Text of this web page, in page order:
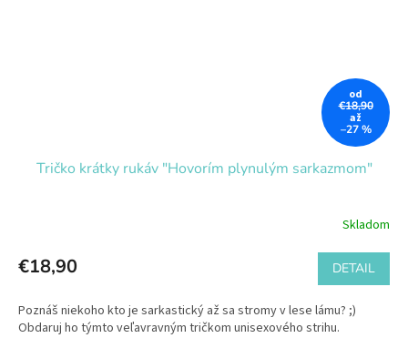
od
€18,90
až
–27 %
Tričko krátky rukáv "Hovorím plynulým sarkazmom"
Skladom
€18,90 DETAIL
Poznáš niekoho kto je sarkastický až sa stromy v lese lámu? ;)
Obdaruj ho týmto veľavravným tričkom unisexového strihu.